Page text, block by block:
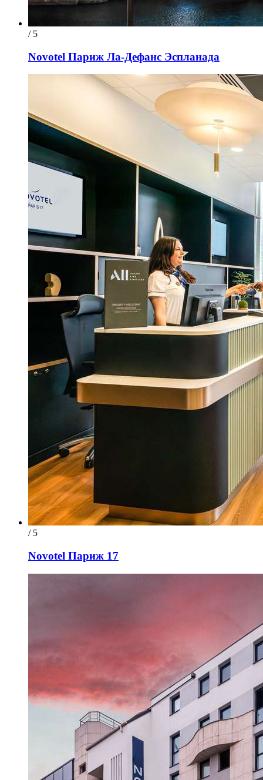
/ 5
Novotel Париж Ла-Дефанс Эспланада
/ 5
Novotel Париж 17